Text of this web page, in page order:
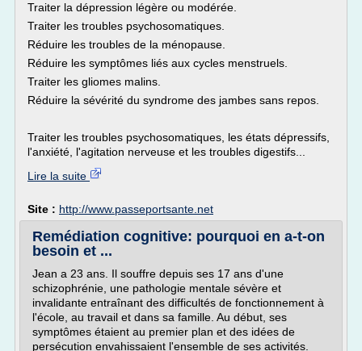
Traiter la dépression légère ou modérée.
Traiter les troubles psychosomatiques.
Réduire les troubles de la ménopause.
Réduire les symptômes liés aux cycles menstruels.
Traiter les gliomes malins.
Réduire la sévérité du syndrome des jambes sans repos.
Traiter les troubles psychosomatiques, les états dépressifs,
l'anxiété, l'agitation nerveuse et les troubles digestifs...
Lire la suite
Site : http://www.passeportsante.net
Remédiation cognitive: pourquoi en a-t-on
besoin et ...
Jean a 23 ans. Il souffre depuis ses 17 ans d'une
schizophrénie, une pathologie mentale sévère et
invalidante entraînant des difficultés de fonctionnement à
l'école, au travail et dans sa famille. Au début, ses
symptômes étaient au premier plan et des idées de
persécution envahissaient l'ensemble de ses activités.